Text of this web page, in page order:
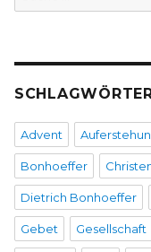
nach:
Advent
Bonhoeffer
Dietrich Bonhoeffer
Gebet Gesellschaft